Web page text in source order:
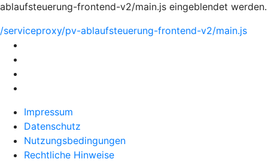
ablaufsteuerung-frontend-v2/main.js eingeblendet werden.
/serviceproxy/pv-ablaufsteuerung-frontend-v2/main.js
Impressum
Datenschutz
Nutzungsbedingungen
Rechtliche Hinweise